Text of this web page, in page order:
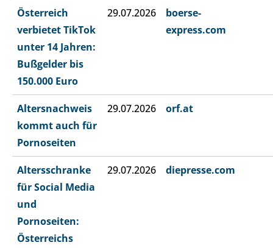
Österreich
verbietet TikTok
unter 14 Jahren:
Bußgelder bis
150.000 Euro
29.07.2026
boerse-
express.com
Altersnachweis
kommt auch für
Pornoseiten
29.07.2026 orf.at
Altersschranke
für Social Media
und
Pornoseiten:
Österreichs
29.07.2026 diepresse.com